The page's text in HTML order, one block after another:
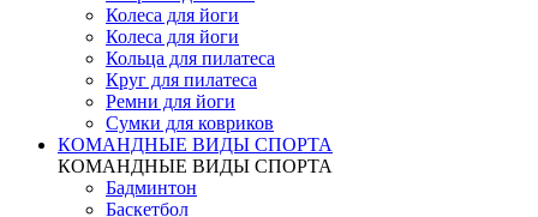
Колеса для йоги
Колеса для йоги
Кольца для пилатеса
Круг для пилатеса
Ремни для йоги
Сумки для ковриков
КОМАНДНЫЕ ВИДЫ СПОРТА
КОМАНДНЫЕ ВИДЫ СПОРТА
Бадминтон
Баскетбол